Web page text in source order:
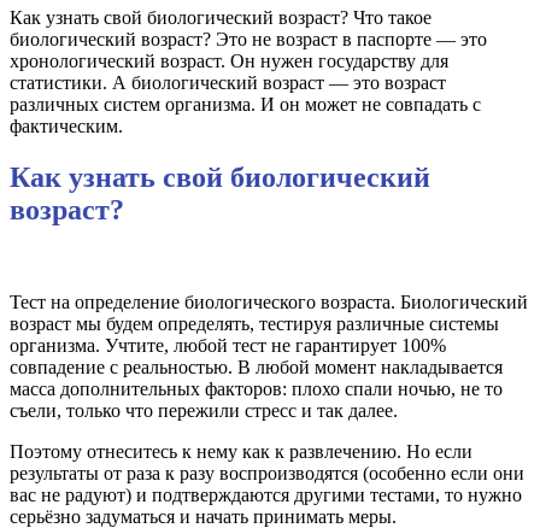
Как узнать свой биологический возраст? Что такое
биологический возраст? Это не возраст в паспорте — это
хронологический возраст. Он нужен государству для
статистики. А биологический возраст — это возраст
различных систем организма. И он может не совпадать с
фактическим.
Как узнать свой биологический
возраст?
Тест на определение биологического возраста. Биологический
возраст мы будем определять, тестируя различные системы
организма. Учтите, любой тест не гарантирует 100%
совпадение с реальностью. В любой момент накладывается
масса дополнительных факторов: плохо спали ночью, не то
съели, только что пережили стресс и так далее.
Поэтому отнеситесь к нему как к развлечению. Но если
результаты от раза к разу воспроизводятся (особенно если они
вас не радуют) и подтверждаются другими тестами, то нужно
серьёзно задуматься и начать принимать меры.